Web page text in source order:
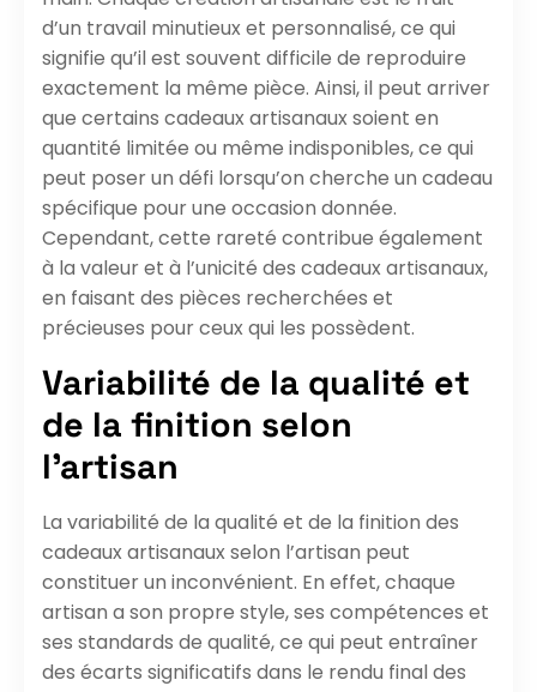
d’un travail minutieux et personnalisé, ce qui
signifie qu’il est souvent difficile de reproduire
exactement la même pièce. Ainsi, il peut arriver
que certains cadeaux artisanaux soient en
quantité limitée ou même indisponibles, ce qui
peut poser un défi lorsqu’on cherche un cadeau
spécifique pour une occasion donnée.
Cependant, cette rareté contribue également
à la valeur et à l’unicité des cadeaux artisanaux,
en faisant des pièces recherchées et
précieuses pour ceux qui les possèdent.
Variabilité de la qualité et
de la finition selon
l’artisan
La variabilité de la qualité et de la finition des
cadeaux artisanaux selon l’artisan peut
constituer un inconvénient. En effet, chaque
artisan a son propre style, ses compétences et
ses standards de qualité, ce qui peut entraîner
des écarts significatifs dans le rendu final des